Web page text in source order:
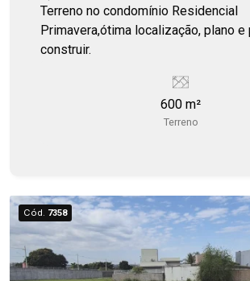
Terreno no condomínio Residencial
Primavera,ótima localização, plano e
construir.
600 m²
Terreno
Cód. 7358